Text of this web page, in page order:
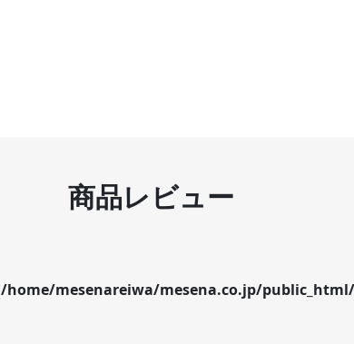
商品レビュー
/home/mesenareiwa/mesena.co.jp/